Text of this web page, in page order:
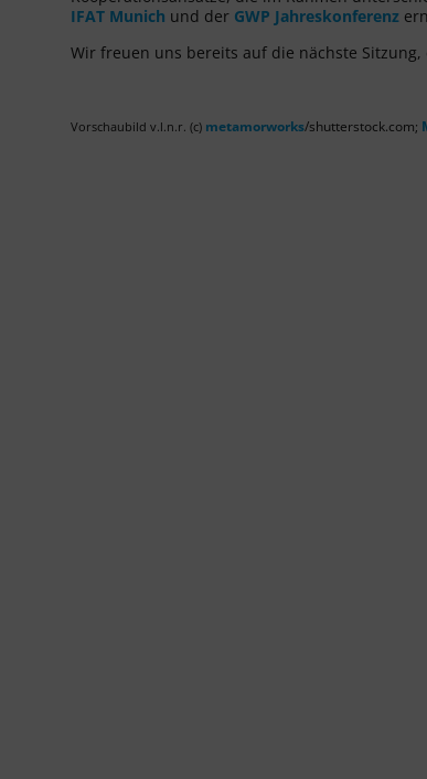
IFAT Munich und der GWP Jahreskonferenz
Wir freuen uns bereits auf die nächste
Vorschaubild v.l.n.r. (c) metamorworks/shutterstock.com;